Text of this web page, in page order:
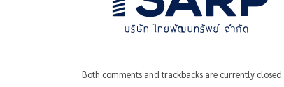
Both comments and trackbacks are currently closed.